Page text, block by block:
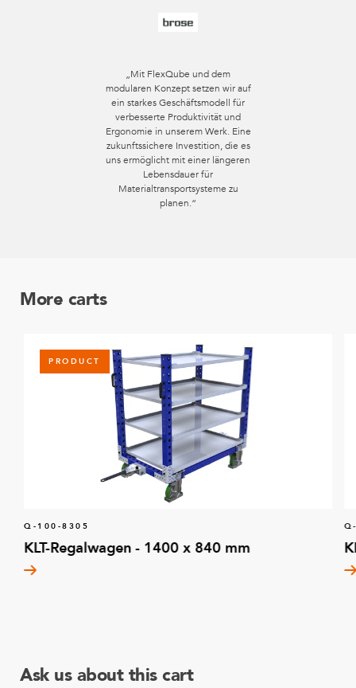
„Mit FlexQube und dem
modularen Konzept setzen wir auf
ein starkes Geschäftsmodell für
verbesserte Produktivität und
Ergonomie in unserem Werk. Eine
zukunftssichere Investition, die es
uns ermöglicht mit einer längeren
Lebensdauer für
Materialtransportsysteme zu
planen.“
More carts
PRODUCT
Q-100-8305
KLT-Regalwagen - 1400 x 840 mm
Ask us about this cart